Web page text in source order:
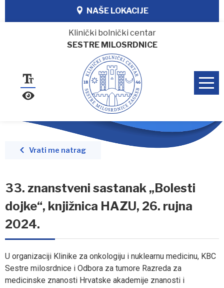
NAŠE LOKACIJE
Klinički bolnički centar
SESTRE MILOSRDNICE
Vrati me natrag
33. znanstveni sastanak „Bolesti
dojke“, knjižnica HAZU, 26. rujna
2024.
U organizaciji Klinike za onkologiju i nuklearnu medicinu, KBC
Sestre milosrdnice i Odbora za tumore Razreda za
medicinske znanosti Hrvatske akademije znanosti i